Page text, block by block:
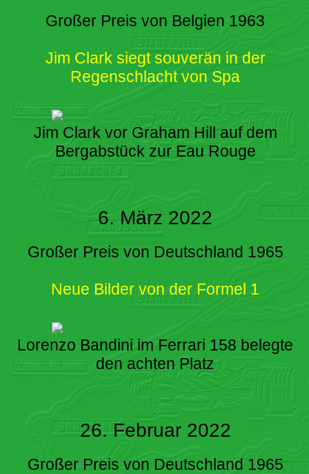
Großer Preis von Belgien 1963
Jim Clark siegt souverän in der
Regenschlacht von Spa
Jim Clark vor Graham Hill auf dem
Bergabstück zur Eau Rouge
6. März 2022
Großer Preis von Deutschland 1965
Neue Bilder von der Formel 1
Lorenzo Bandini im Ferrari 158 belegte
den achten Platz
26. Februar 2022
Großer Preis von Deutschland 1965